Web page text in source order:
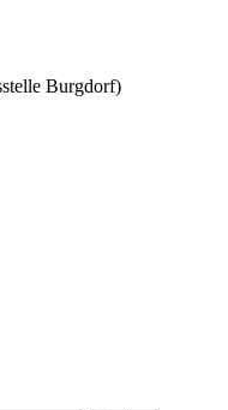
Burgdorf)